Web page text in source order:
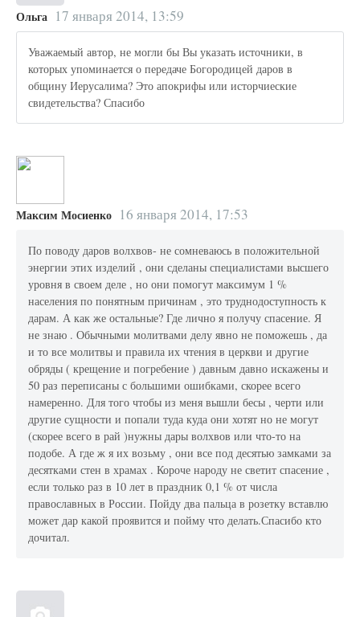
Ольга 17 января 2014, 13:59
Уважаемый автор, не могли бы Вы указать источники, в
которых упоминается о передаче Богородицей даров в
общину Иерусалима? Это апокрифы или исторчиеские
свидетельства? Спасибо
Максим Мосиенко 16 января 2014, 17:53
По поводу даров волхвов- не сомневаюсь в положительной
энергии этих изделий , они сделаны специалистами высшего
уровня в своем деле , но они помогут максимум 1 %
населения по понятным причинам , это труднодоступность к
дарам. А как же остальные? Где лично я получу спасение. Я
не знаю . Обычными молитвами делу явно не поможешь , да
и то все молитвы и правила их чтения в церкви и другие
обряды ( крещение и погребение ) давным давно искажены и
50 раз переписаны с большими ошибками, скорее всего
намеренно. Для того чтобы из меня вышли бесы , черти или
другие сущности и попали туда куда они хотят но не могут
(скорее всего в рай )нужны дары волхвов или что-то на
подобе. А где ж я их возьму , они все под десятью замками за
десятками стен в храмах . Короче народу не светит спасение ,
если только раз в 10 лет в праздник 0,1 % от числа
православных в России. Пойду два пальца в розетку вставлю
может дар какой проявится и пойму что делать.Спасибо кто
дочитал.